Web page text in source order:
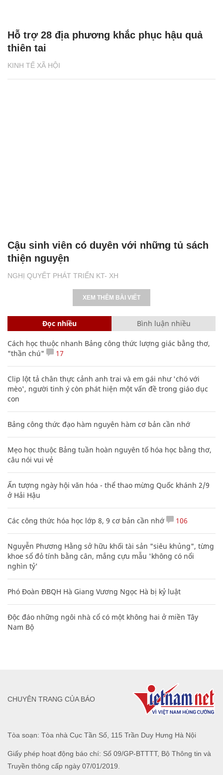
KINH TẾ XÃ HỘI
Hỗ trợ 28 địa phương khắc phục hậu quả
thiên tai
NGHỊ QUYẾT PHÁT TRIỂN KT- XH
Cậu sinh viên có duyên với những tủ sách
thiện nguyện
XEM THÊM BÀI VIẾT
Đọc nhiều Bình luận nhiều
Cách học thuộc nhanh Bảng công thức lượng giác bằng thơ,
"thần chú"
17
Clip lột tả chân thực cảnh anh trai và em gái như 'chó với
mèo', người tinh ý còn phát hiện một vấn đề trong giáo dục
con
Bảng công thức đạo hàm nguyên hàm cơ bản cần nhớ
Mẹo học thuộc Bảng tuần hoàn nguyên tố hóa học bằng thơ,
câu nói vui vẻ
Ấn tượng ngày hội văn hóa - thể thao mừng Quốc khánh 2/9
ở Hải Hậu
Các công thức hóa học lớp 8, 9 cơ bản cần nhớ 106
Nguyễn Phương Hằng sở hữu khối tài sản "siêu khủng", từng
khoe sổ đỏ tính bằng cân, mắng cựu mẫu 'không có nổi
nghìn tỷ'
Phó Đoàn ĐBQH Hà Giang Vương Ngọc Hà bị kỷ luật
Độc đáo những ngôi nhà cổ có một không hai ở miền Tây
Nam Bộ
Tòa soạn: Tòa nhà Cục Tần Số, 115 Trần Duy Hưng Hà Nội
Giấy phép hoạt động báo chí: Số 09/GP-BTTTT, Bộ Thông tin và
Truyền thông cấp ngày 07/01/2019.
CHUYÊN TRANG CỦA BÁO